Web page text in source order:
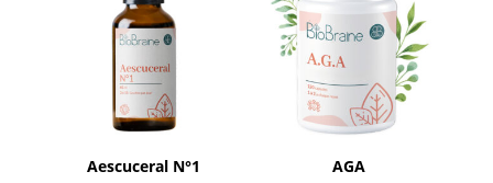
Aescuceral N°1
AGA